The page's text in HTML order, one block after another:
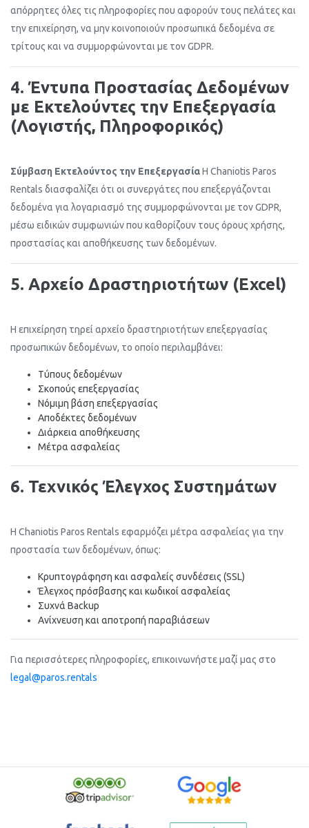
απόρρητες όλες τις πληροφορίες που αφορούν τους πελάτες και
την επιχείρηση, να μην κοινοποιούν προσωπικά δεδομένα σε
τρίτους και να συμμορφώνονται με τον GDPR.
4. Έντυπα Προστασίας Δεδομένων
με Εκτελούντες την Επεξεργασία
(Λογιστής, Πληροφορικός)
Σύμβαση Εκτελούντος την ΕπεξεργασίαΗ Chaniotis Paros
Rentals διασφαλίζει ότι οι συνεργάτες που επεξεργάζονται
δεδομένα για λογαριασμό της συμμορφώνονται με τον GDPR,
μέσω ειδικών συμφωνιών που καθορίζουν τους όρους χρήσης,
προστασίας και αποθήκευσης των δεδομένων.
5. Αρχείο Δραστηριοτήτων (Excel)
Η επιχείρηση τηρεί αρχείο δραστηριοτήτων επεξεργασίας
προσωπικών δεδομένων, το οποίο περιλαμβάνει:
Τύπους δεδομένων
Σκοπούς επεξεργασίας
Νόμιμη βάση επεξεργασίας
Αποδέκτες δεδομένων
Διάρκεια αποθήκευσης
Μέτρα ασφαλείας
6. Τεχνικός Έλεγχος Συστημάτων
Η Chaniotis Paros Rentals εφαρμόζει μέτρα ασφαλείας για την
προστασία των δεδομένων, όπως:
Κρυπτογράφηση και ασφαλείς συνδέσεις (SSL)
Έλεγχος πρόσβασης και κωδικοί ασφαλείας
Συχνά Backup
Ανίχνευση και αποτροπή παραβιάσεων
Για περισσότερες πληροφορίες, επικοινωνήστε μαζί μας στο
legal@paros.rentals